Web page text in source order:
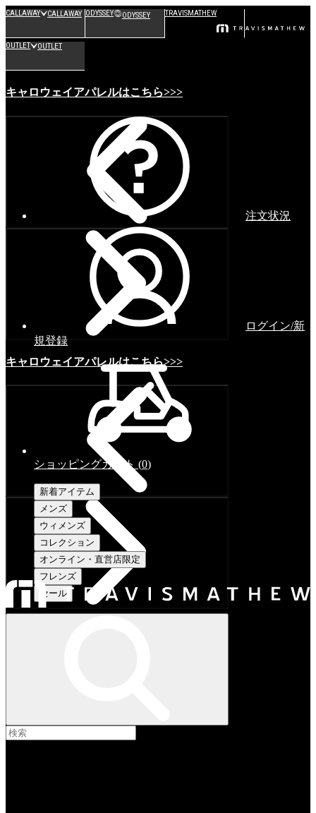
CALLAWAY CALLAWAY ODYSSEY ODYSSEY TRAVISMATHEW
OUTLET OUTLET
キャロウェイアパレルはこちら>>>
キャロウェイアパレルはこちら>>>
注文状況
ログイン/新
規登録
ショッピングカート (0)
新着アイテム
メンズ
ウィメンズ
コレクション
オンライン・直営店限定
フレンズ
セール